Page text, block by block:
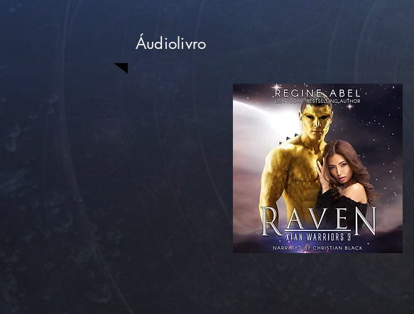
Áudiolivro